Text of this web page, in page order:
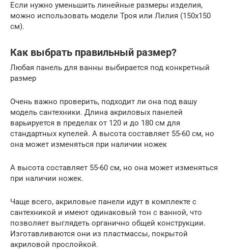
Если нужно уменьшить линейные размеры изделия,
можно использовать модели Троя или Лилия (150х150
см).
Как выбрать правильный размер?
Любая панель для ванны выбирается под конкретный
размер
Очень важно проверить, подходит ли она под вашу
модель сантехники. Длина акриловых панелей
варьируется в пределах от 120 и до 180 см для
стандартных купелей. А высота составляет 55-60 см, но
она может изменяться при наличии ножек
А высота составляет 55-60 см, но она может изменяться
при наличии ножек.
Чаще всего, акриловые панели идут в комплекте с
сантехникой и имеют одинаковый тон с ванной, что
позволяет выглядеть органично общей конструкции.
Изготавливаются они из пластмассы, покрытой
акриловой прослойкой.